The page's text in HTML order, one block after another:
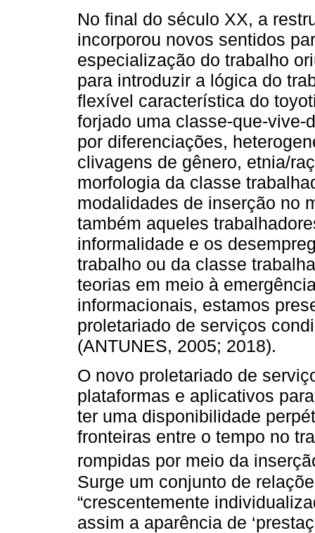
No final do século XX, a
incorporou novos sentidos
especialização do trabalho
para introduzir a lógica do
flexível característica do
forjado uma classe-que-vive-
por diferenciações,
clivagens de gênero, etnia/
morfologia da classe
modalidades de inserção no
também aqueles
informalidade e os
trabalho ou da classe
teorias em meio à
informacionais, estamos
proletariado de serviços
(ANTUNES, 2005; 2018).
O novo proletariado de
plataformas e aplicativos
ter uma disponibilidade
fronteiras entre o tempo no
rompidas por meio da
Surge um conjunto de
“crescentemente
assim a aparência de